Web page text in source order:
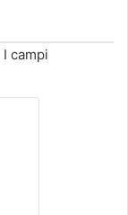
I campi